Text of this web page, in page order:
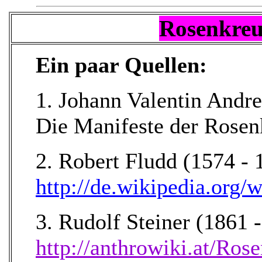
Ein paar Quellen:
1. Johann Valentin
Die Manifeste der
2. Robert Fludd (1574 -
http://de.wikipedia.org/
3. Rudolf Steiner (1861
http://anthrowiki.at/